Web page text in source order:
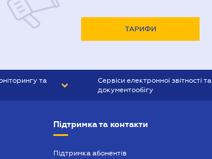
ТАРИФИ
та
Сервіси електронної звітності та
документообігу
Підтримка та контакти
Підтримка абонентів